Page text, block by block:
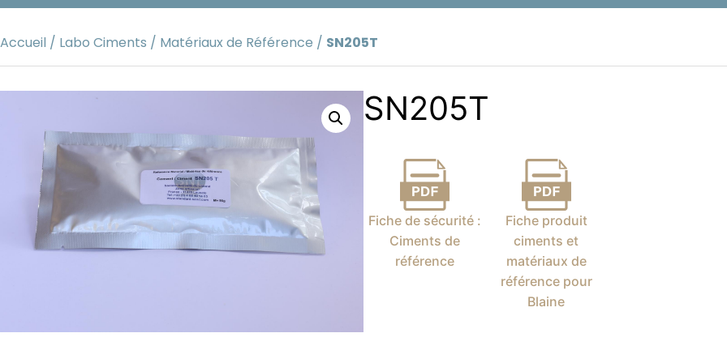
Aller
contenu
Accueil / Labo Ciments / Matériaux de Référence / SN205T
SN205T
Fiche de sécurité :
Ciments de
référence
Fiche produit
ciments et
matériaux de
référence pour
Blaine